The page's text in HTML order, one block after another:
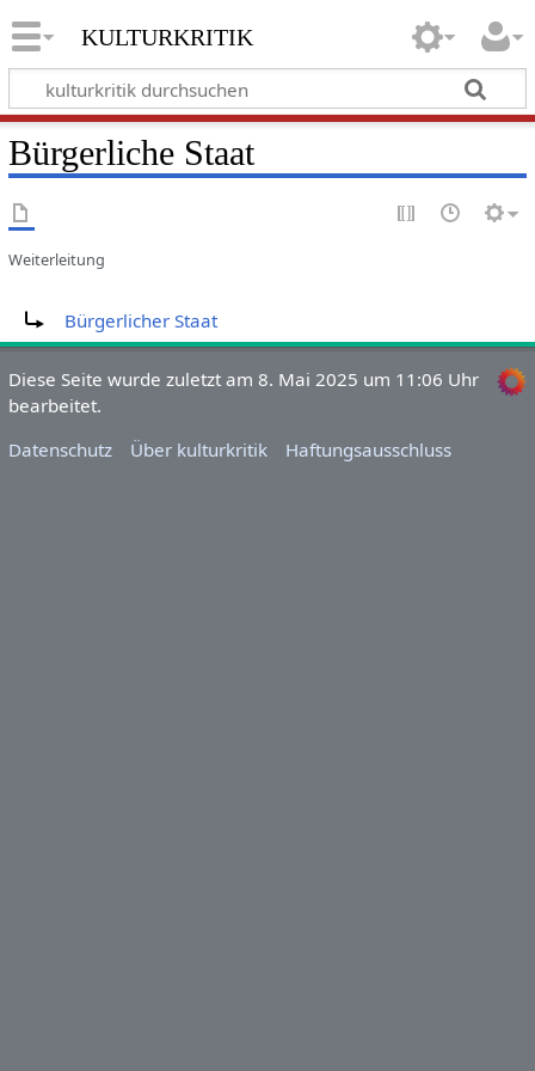
kulturkritik
Bürgerliche Staat
Weiterleitung
Bürgerlicher Staat
Diese Seite wurde zuletzt am 8. Mai 2025 um 11:06 Uhr
bearbeitet.
Datenschutz
Über kulturkritik Haftungsausschluss